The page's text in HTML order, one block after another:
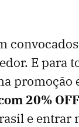
E para
promoção
20% OFF
e entrar